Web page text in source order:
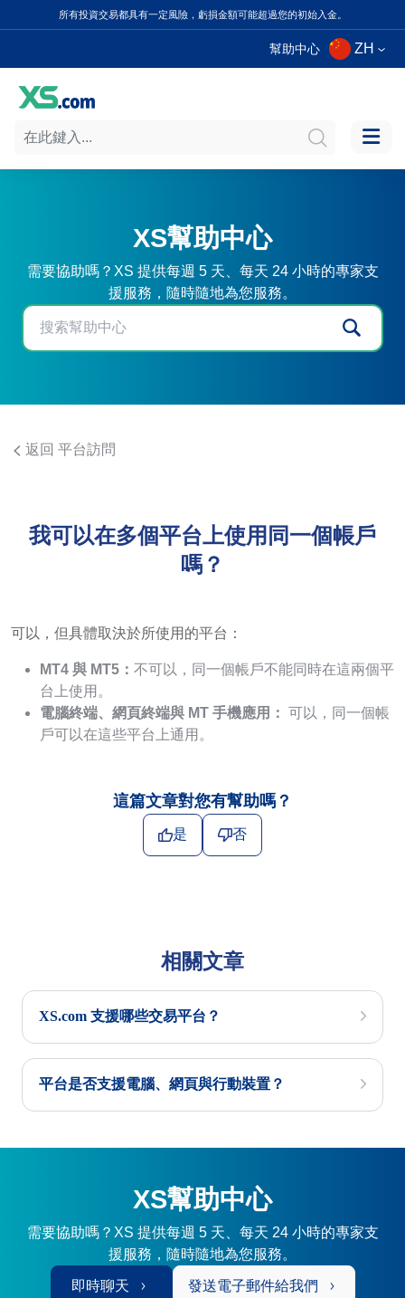
所有投資交易都具有一定風險，虧損金額可能超過您的初始入金。
幫助中心 ZH
XS幫助中心
需要協助嗎？XS 提供每週 5 天、每天 24 小時的專家支
援服務，隨時隨地為您服務。
返回 平台訪問
我可以在多個平台上使用同一個帳戶
嗎？
可以，但具體取決於所使用的平台：
MT4 與 MT5： 不可以，同一個帳戶不能同時在這兩個平
台上使用。
電腦終端、網頁終端與 MT 手機應用： 可以，同一個帳
戶可以在這些平台上通用。
這篇文章對您有幫助嗎？
是 否
相關文章
XS.com 支援哪些交易平台？
平台是否支援電腦、網頁與行動裝置？
XS幫助中心
需要協助嗎？XS 提供每週 5 天、每天 24 小時的專家支
援服務，隨時隨地為您服務。
即時聊天 發送電子郵件給我們